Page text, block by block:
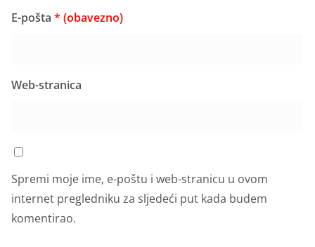
E-pošta * (obavezno)
Web-stranica
Spremi moje ime, e-poštu i web-stranicu u ovom
internet pregledniku za sljedeći put kada budem
komentirao.